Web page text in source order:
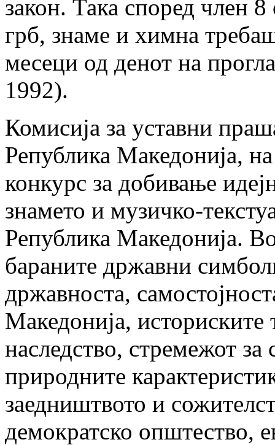
закон. Така според член
грб, знаме и химна
месеци од денот на
1992).
Комисија за уставни
Република Македонија,
конкурс за добивање
знамето и музичко-
Република Македонија.
бараните државни
државноста,
Македонија, историските
наследство, стремежот
природните
заедништвото и
демократско општество,